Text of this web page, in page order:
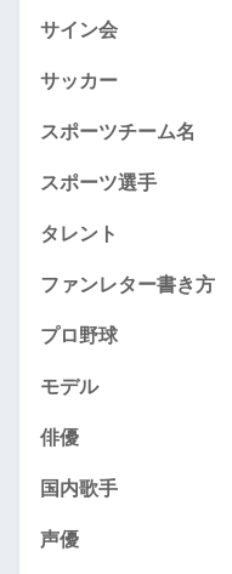
サイン会
サッカー
スポーツチーム名
スポーツ選手
タレント
ファンレター書き方
プロ野球
モデル
俳優
国内歌手
声優